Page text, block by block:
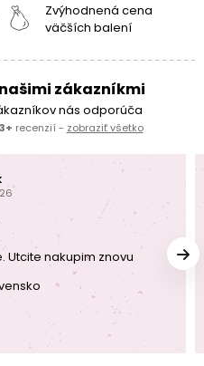
Zvýhodnená cena
väčších balení
zákazníkmi
nás odporúča
recenzií - zobraziť všetko
Utcite nakupim znovu